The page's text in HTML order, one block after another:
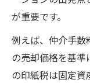
が重要です。
例えば、仲介手数
の売却価格を基
の印紙税は固定資